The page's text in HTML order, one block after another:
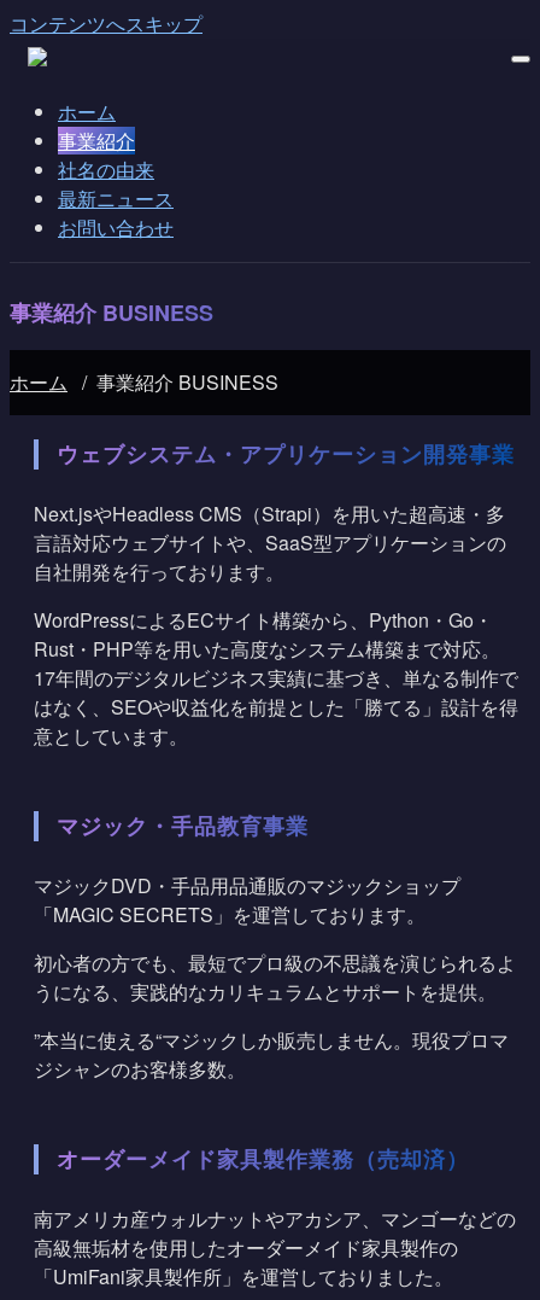
コンテンツへスキップ
ホーム
事業紹介
社名の由来
最新ニュース
お問い合わせ
事業紹介 BUSINESS
ホーム / 事業紹介 BUSINESS
ウェブシステム・アプリケーション開発事業
Next.jsやHeadless CMS（Strapi）を用いた超高速・多
言語対応ウェブサイトや、SaaS型アプリケーションの
自社開発を行っております。
WordPressによるECサイト構築から、Python・Go・
Rust・PHP等を用いた高度なシステム構築まで対応。
17年間のデジタルビジネス実績に基づき、単なる制作で
はなく、SEOや収益化を前提とした「勝てる」設計を得
意としています。
マジック・手品教育事業
マジックDVD・手品用品通販のマジックショップ
「MAGIC SECRETS」 を運営しております。
初心者の方でも、最短でプロ級の不思議を演じられるよ
うになる、実践的なカリキュラムとサポートを提供。
”本当に使える“マジックしか販売しません。現役プロマ
ジシャンのお客様多数。
オーダーメイド家具製作業務（売却済）
南アメリカ産ウォルナットやアカシア、マンゴーなどの
高級無垢材を使用したオーダーメイド家具製作の
「UmiFani家具製作所」 を運営しておりました。